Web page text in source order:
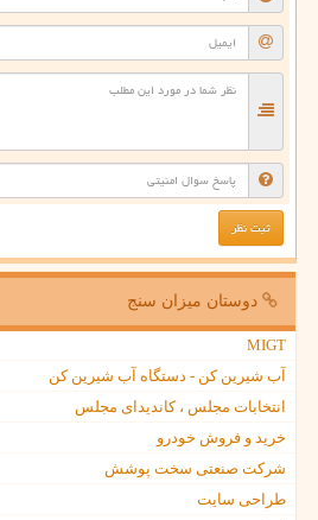
دوستان میزان سنج
MIGT
آب شیرین کن - دستگاه آب شیرین کن
انتخابات مجلس ، کاندیدای مجلس
خرید و فروش خودرو
شرکت صنعتی سخت پوشش
طراحی سایت